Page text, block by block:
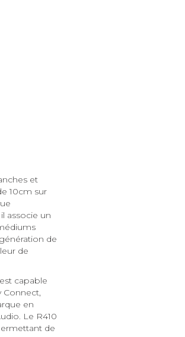
et
10cm sur
associe un
de
de
capable
Connect,
en
Le R410
de